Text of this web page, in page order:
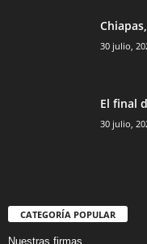
30 julio,
El final
30 julio,
CATEGORÍA POPULAR
Nuestras firmas